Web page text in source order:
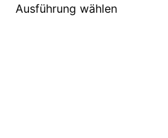
Ausführung wählen